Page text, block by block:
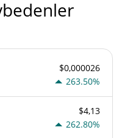
$0,000026
263.50%
$4,13
262.80%